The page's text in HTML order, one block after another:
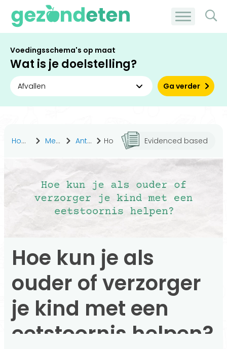
Voedingsschema's op maat
Wat is je doelstelling?
Ga verder
Home Medisch Antwoorden Hoe kun je als ouder of verzorger je kind met een eetstoornis helpen? Evidenced based
Hoe kun je als
ouder of verzorger
je kind met een
eetstoornis helpen?